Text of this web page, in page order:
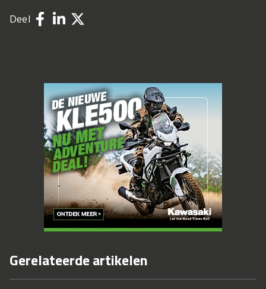
Deel
Gerelateerde artikelen